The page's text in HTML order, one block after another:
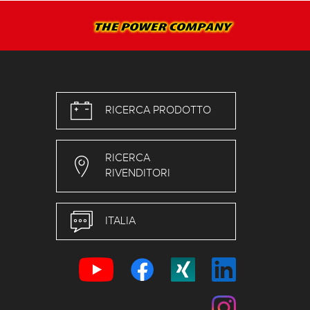
RICERCA PRODOTTO
RICERCA
RIVENDITORI
ITALIA